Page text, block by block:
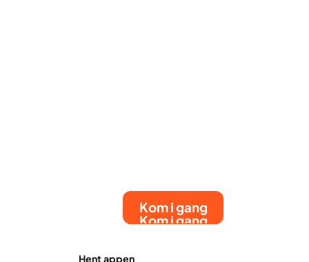
Kom i gang
Kom i gang
Hent appen